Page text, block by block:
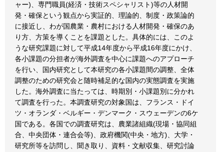
ャー)、専門職員(経済・技術スペシャリスト)等の人材開
発・確保という観点から実証的、理論的、制度・政策論的
に接近し、わが国農業・農村における人材開発・確保のあ
り方、方策を導くことを課題とした。具体的には、このよ
うな研究課題に対して平成14年度から平成16年度にかけ、
各小課題の分担者が海外調査を中心に課題へのアプローチ
を行い、国内研究として本研究の各小課題間の調整、全体
調整のための研究会と随時補足的な国内の実態調査を実施
した。海外調査に当たっては、時期別・小課題別に分かれ
て調査を行った。本調査研究の対象国は、フランス・ドイ
ツ・オランダ・ベルギー・デンマーク・スウェーデンの6ケ
国である。各国での調査研究は、農業諸組織(現場・協同組
合、中央団体・連合会等)、政府機関(中央・地方)、大学・
研究所等を訪問し、聞き取り、資料・文献収集、研究討論